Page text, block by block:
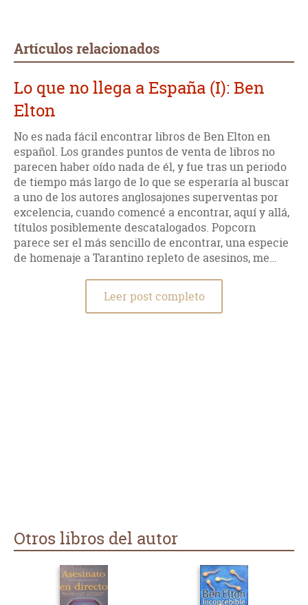
Artículos relacionados
Lo que no llega a España (I): Ben
Elton
No es nada fácil encontrar libros de Ben Elton en
español. Los grandes puntos de venta de libros no
parecen haber oído nada de él, y fue tras un periodo
de tiempo más largo de lo que se esperaría al buscar
a uno de los autores anglosajones superventas por
excelencia, cuando comencé a encontrar, aquí y allá,
títulos posiblemente descatalogados. Popcorn
parece ser el más sencillo de encontrar, una especie
de homenaje a Tarantino repleto de asesinos, me…
Leer post completo
Otros libros del autor